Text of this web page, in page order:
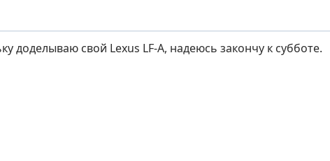
доделываю свой Lexus LF-A, надеюсь закончу к субботе.